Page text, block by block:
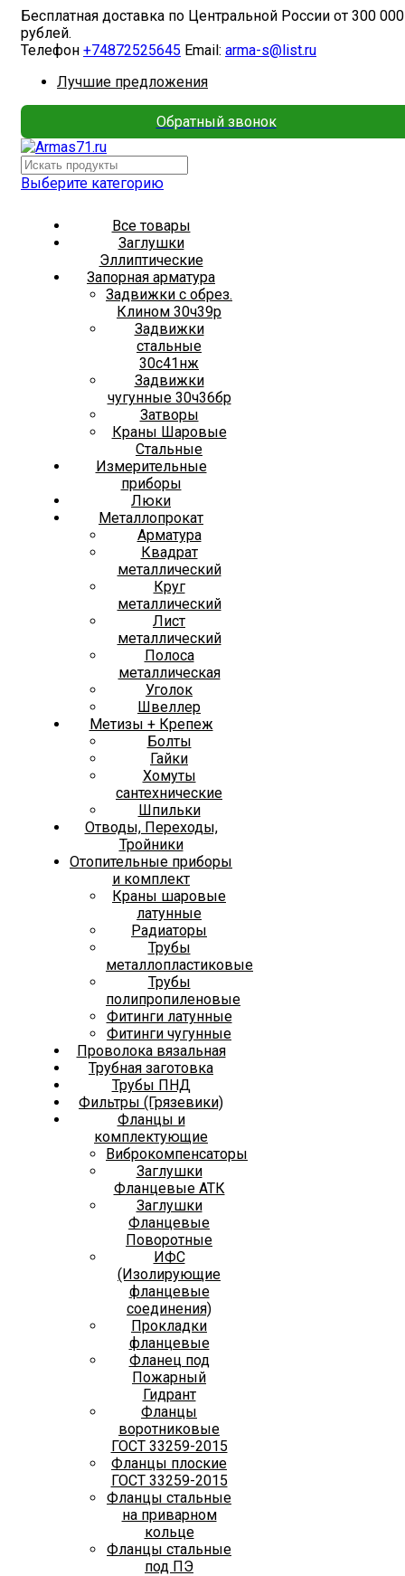
Бесплатная доставка по Центральной России от 300 000
рублей.
Телефон +74872525645 Email: arma-s@list.ru
Лучшие предложения
Обратный звонок
Выберите категорию
Все товары
Заглушки
Эллиптические
Запорная арматура
Задвижки с обрез.
Клином 30ч39р
Задвижки
стальные
30с41нж
Задвижки
чугунные 30ч36бр
Затворы
Краны Шаровые
Стальные
Измерительные
приборы
Люки
Металлопрокат
Арматура
Квадрат
металлический
Круг
металлический
Лист
металлический
Полоса
металлическая
Уголок
Швеллер
Метизы + Крепеж
Болты
Гайки
Хомуты
сантехнические
Шпильки
Отводы, Переходы,
Тройники
Отопительные приборы
и комплект
Краны шаровые
латунные
Радиаторы
Трубы
металлопластиковые
Трубы
полипропиленовые
Фитинги латунные
Фитинги чугунные
Проволока вязальная
Трубная заготовка
Трубы ПНД
Фильтры (Грязевики)
Фланцы и
комплектующие
Виброкомпенсаторы
Заглушки
Фланцевые АТК
Заглушки
Фланцевые
Поворотные
ИФС
(Изолирующие
фланцевые
соединения)
Прокладки
фланцевые
Фланец под
Пожарный
Гидрант
Фланцы
воротниковые
ГОСТ 33259-2015
Фланцы плоские
ГОСТ 33259-2015
Фланцы стальные
на приварном
кольце
Фланцы стальные
под ПЭ